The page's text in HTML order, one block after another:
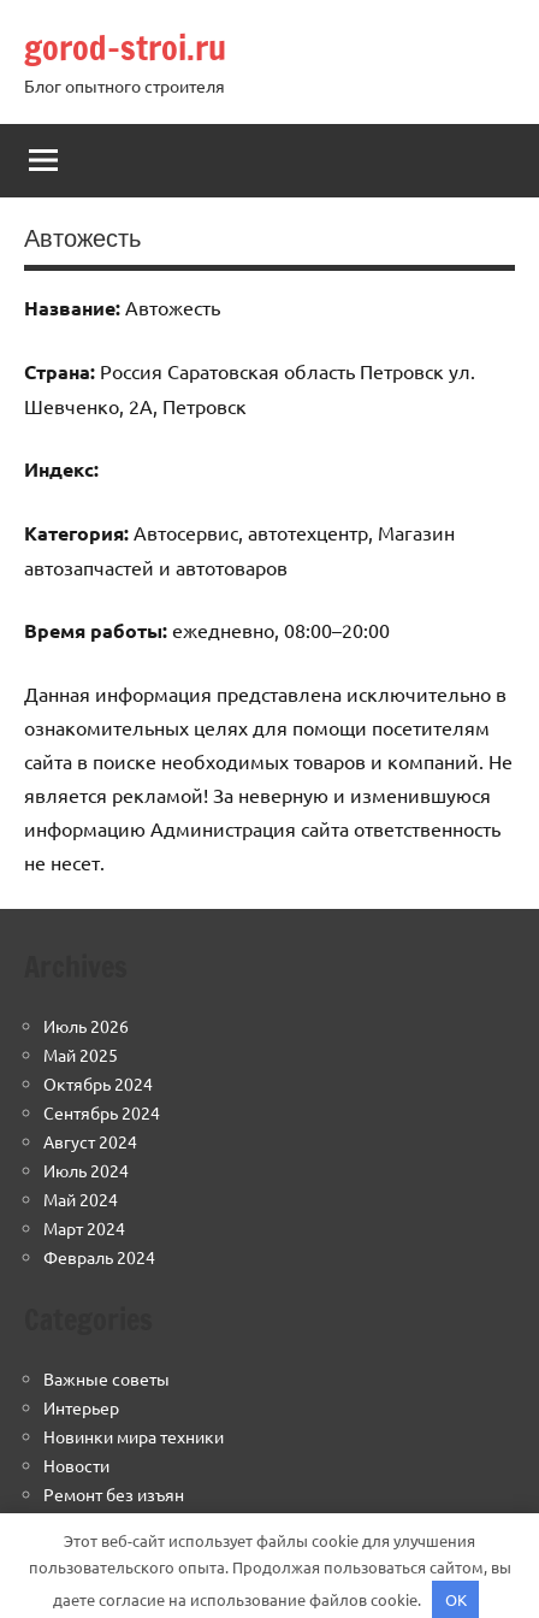
содержимому
gorod-stroi.ru
Блог опытного строителя
Автожесть
Название: Автожесть
Страна: Россия Саратовская область Петровск ул.
Шевченко, 2А, Петровск
Индекс:
Категория: Автосервис, автотехцентр, Магазин
автозапчастей и автотоваров
Время работы: ежедневно, 08:00–20:00
Данная информация представлена исключительно в
ознакомительных целях для помощи посетителям
сайта в поиске необходимых товаров и компаний. Не
является рекламой! За неверную и изменившуюся
информацию Администрация сайта ответственность
не несет.
Июль 2026
Май 2025
Октябрь 2024
Сентябрь 2024
Август 2024
Июль 2024
Май 2024
Март 2024
Февраль 2024
Важные советы
Интерьер
Новинки мира техники
Новости
Ремонт без изъян
Финансовый навигатор
Тема WordPress: Dynamico от ThemeZee.
Этот веб-сайт использует файлы cookie для улучшения
пользовательского опыта. Продолжая пользоваться сайтом, вы
даете согласие на использование файлов cookie.
OK